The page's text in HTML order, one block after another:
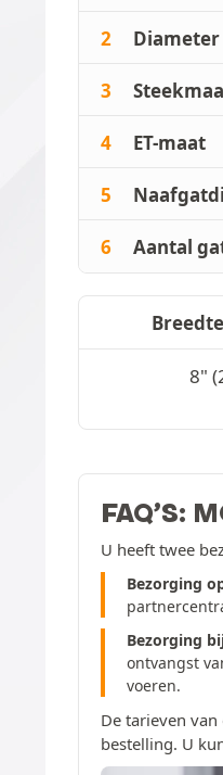
2 Diameter
3
4 ET-maat
5
6 Aantal
8"
FAQ’S:
U heeft twee
Bezorging
Bezorging
ontvangst
voeren.
De tarieven
bestelling. U